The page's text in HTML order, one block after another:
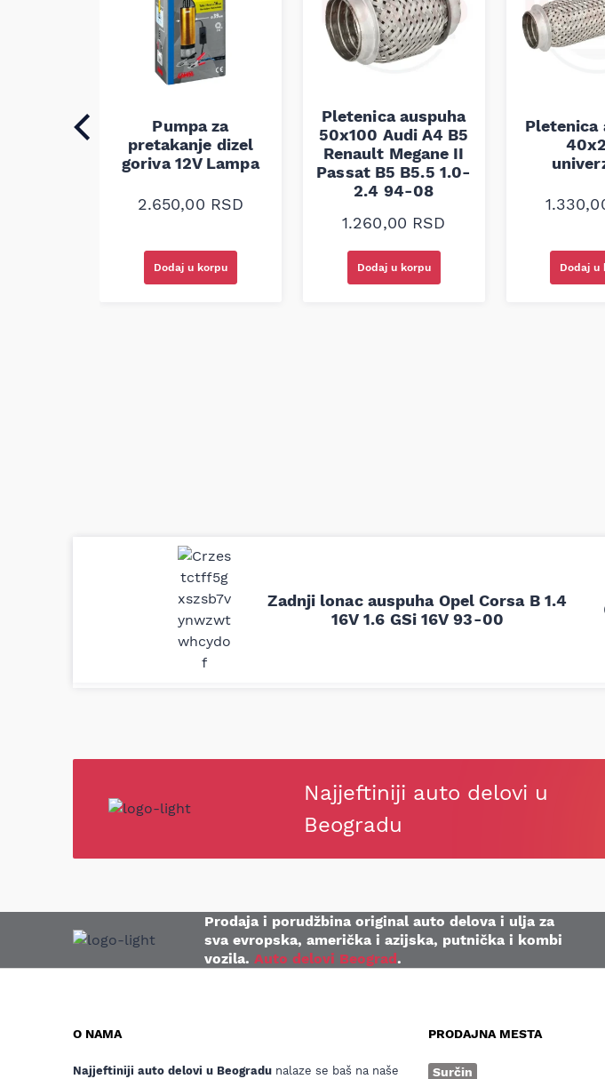
Pumpa za
pretakanje dizel
goriva 12V Lampa
2.650,00 RSD
Dodaj u korpu
Pletenica auspuha
50x100 Audi A4 B5
Renault Megane II
Passat B5 B5.5 1.0-
2.4 94-08
1.260,00 RSD
Dodaj u korpu
Pletenica
Dodaj u
Zadnji lonac auspuha Opel Corsa B 1.4
16V 1.6 GSi 16V 93-00
definitivno najbolje cene su ovde. Kupila sam više puta auto
delove iz MD Auto. Uvek dobra preporuka za proizvođača i
odgovarajuću opremu. Sve pohvale!
Svetlana Večerinović, Beograd (Opel Astra)
Najjeftiniji auto delovi u
Beogradu
Prodaja i porudžbina original auto delova i ulja za
sva evropska, američka i azijska, putnička i kombi
vozila. Auto delovi Beograd.
O NAMA
Najjeftiniji auto delovi u Beogradu nalaze se baš na naše
PRODAJNA MESTA
Surčin